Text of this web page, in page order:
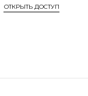
ОТКРЫТЬ ДОСТУП